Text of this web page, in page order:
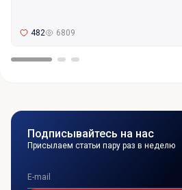
482 6809
Подписывайтесь на нас
Присылаем статьи пару раз в неделю